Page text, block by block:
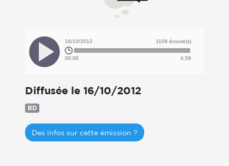
16/10/2012 1109 écoute(s)
00:00 4:59
Diffusée le 16/10/2012
BD
Des infos sur cette émission ?